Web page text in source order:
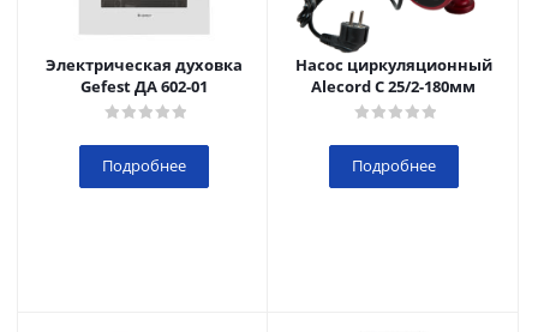
Электрическая духовка
Gefest ДА 602-01
Подробнее
Насос циркуляционный
Alecord C 25/2-180мм
Подробнее